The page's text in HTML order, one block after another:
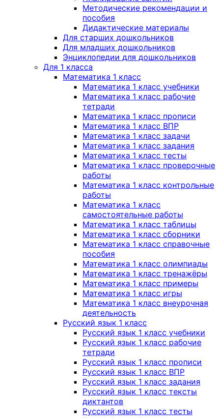
Методические рекомендации и
пособия
Дидактические материалы
Для старших дошкольников
Для младших дошкольников
Энциклопедии для дошкольников
Для 1 класса
Математика 1 класс
Математика 1 класс учебники
Математика 1 класс рабочие
тетради
Математика 1 класс прописи
Математика 1 класс ВПР
Математика 1 класс задачи
Математика 1 класс задания
Математика 1 класс тесты
Математика 1 класс проверочные
работы
Математика 1 класс контрольные
работы
Математика 1 класс
самостоятельные работы
Математика 1 класс таблицы
Математика 1 класс сборники
Математика 1 класс справочные
пособия
Математика 1 класс олимпиады
Математика 1 класс тренажёры
Математика 1 класс примеры
Математика 1 класс игры
Математика 1 класс внеурочная
деятельность
Русский язык 1 класс
Русский язык 1 класс учебники
Русский язык 1 класс рабочие
тетради
Русский язык 1 класс прописи
Русский язык 1 класс ВПР
Русский язык 1 класс задания
Русский язык 1 класс тексты
диктантов
Русский язык 1 класс тесты